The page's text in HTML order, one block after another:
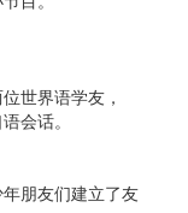
世界语学友，
会话。
朋友们建立了友